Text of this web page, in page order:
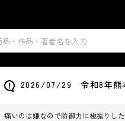
2026/07/29 令和8年熊
痛いのは嫌なので防御力に極振りし